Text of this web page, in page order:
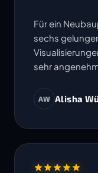
Für ein
sechs
sehr
AW Alisha